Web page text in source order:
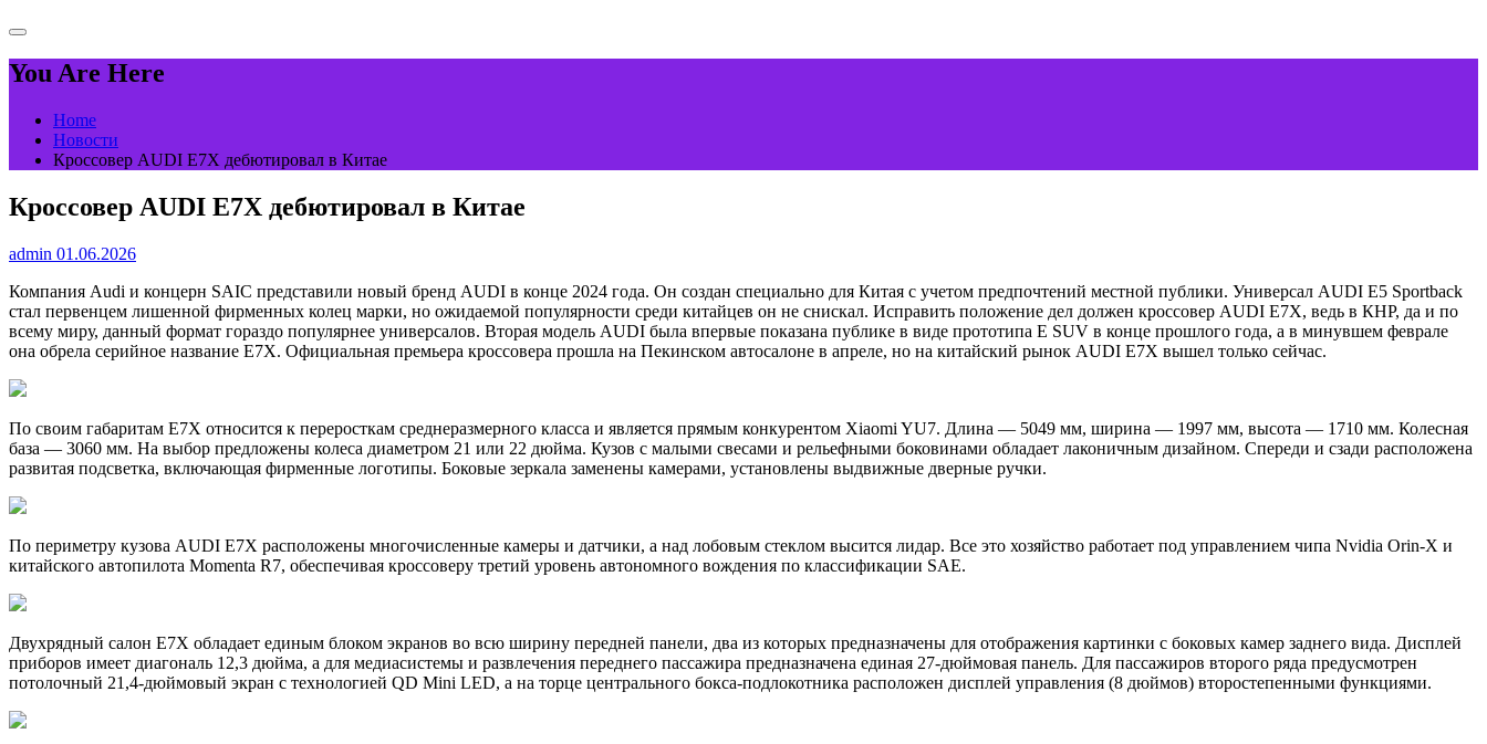
You Are Here
Home
Новости
Кроссовер AUDI E7X дебютировал в Китае
Кроссовер AUDI E7X дебютировал в Китае
admin 01.06.2026
Компания Audi и концерн SAIC представили новый бренд AUDI в конце 2024 года. Он создан специально для Китая с учетом предпочтений местной публики. Универсал AUDI E5 Sportback
стал первенцем лишенной фирменных колец марки, но ожидаемой популярности среди китайцев он не снискал. Исправить положение дел должен кроссовер AUDI E7X, ведь в КНР, да и по
всему миру, данный формат гораздо популярнее универсалов. Вторая модель AUDI была впервые показана публике в виде прототипа E SUV в конце прошлого года, а в минувшем феврале
она обрела серийное название E7X. Официальная премьера кроссовера прошла на Пекинском автосалоне в апреле, но на китайский рынок AUDI E7X вышел только сейчас.
По своим габаритам E7X относится к переросткам среднеразмерного класса и является прямым конкурентом Xiaomi YU7. Длина — 5049 мм, ширина — 1997 мм, высота — 1710 мм. Колесная
база — 3060 мм. На выбор предложены колеса диаметром 21 или 22 дюйма. Кузов с малыми свесами и рельефными боковинами обладает лаконичным дизайном. Спереди и сзади расположена
развитая подсветка, включающая фирменные логотипы. Боковые зеркала заменены камерами, установлены выдвижные дверные ручки.
По периметру кузова AUDI E7X расположены многочисленные камеры и датчики, а над лобовым стеклом высится лидар. Все это хозяйство работает под управлением чипа Nvidia Orin-X и
китайского автопилота Momenta R7, обеспечивая кроссоверу третий уровень автономного вождения по классификации SAE.
Двухрядный салон E7X обладает единым блоком экранов во всю ширину передней панели, два из которых предназначены для отображения картинки с боковых камер заднего вида. Дисплей
приборов имеет диагональ 12,3 дюйма, а для медиасистемы и развлечения переднего пассажира предназначена единая 27-дюймовая панель. Для пассажиров второго ряда предусмотрен
потолочный 21,4-дюймовый экран с технологией QD Mini LED, а на торце центрального бокса-подлокотника расположен дисплей управления (8 дюймов) второстепенными функциями.